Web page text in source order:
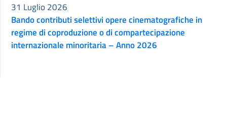
Bando contributi selettivi opere cinematografiche in
regime di coproduzione o di compartecipazione
internazionale minoritaria – Anno 2026
31 Luglio 2026